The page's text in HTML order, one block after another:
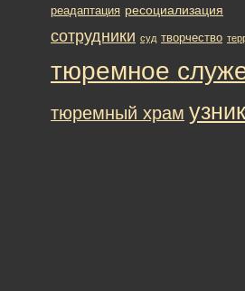
реадаптация ресоциализация
сотрудники суд творчество
тюремное
тюремный храм